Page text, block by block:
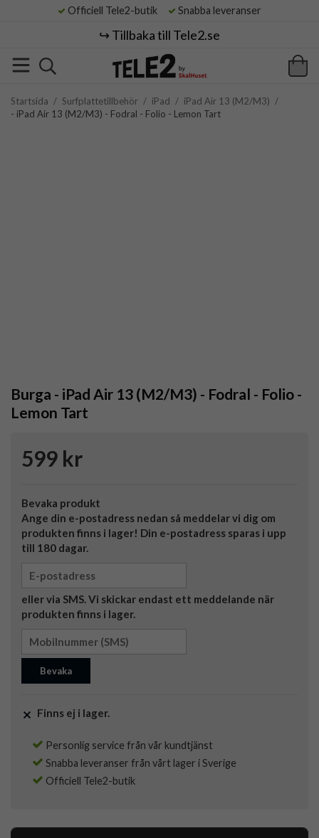
Officiell Tele2-butik Snabba leveranser
↪️ Tillbaka till Tele2.se
Startsida / Surfplattetillbehör / iPad / iPad Air 13 (M2/M3) /
- iPad Air 13 (M2/M3) - Fodral - Folio - Lemon Tart
Burga - iPad Air 13 (M2/M3) - Fodral - Folio -
Lemon Tart
599 kr
Bevaka produkt
Ange din e-postadress nedan så meddelar vi dig om
produkten finns i lager! Din e-postadress sparas i upp
till 180 dagar.
eller via SMS. Vi skickar endast ett meddelande när
produkten finns i lager.
Bevaka
Finns ej i lager.
Personlig service från vår kundtjänst
Snabba leveranser från vårt lager i Sverige
Officiell Tele2-butik